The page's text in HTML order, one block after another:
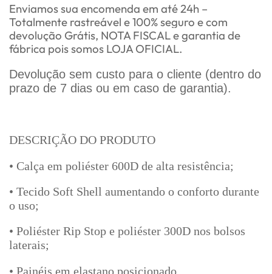
Enviamos sua encomenda em até 24h –
Totalmente rastreável e 100% seguro e com
devolução Grátis, NOTA FISCAL e garantia de
fábrica pois somos LOJA OFICIAL.
Devolução sem custo para o cliente (dentro do
prazo de 7 dias ou em caso de garantia).
DESCRIÇÃO DO PRODUTO
• Calça em poliéster 600D de alta resistência;
• Tecido Soft Shell aumentando o conforto durante
o uso;
• Poliéster Rip Stop e poliéster 300D nos bolsos
laterais;
• Painéis em elastano posicionado